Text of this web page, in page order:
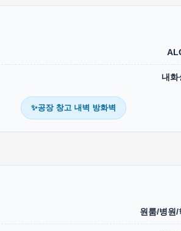
내화
✨공장 창고 내벽 방화벽
원룸/병원